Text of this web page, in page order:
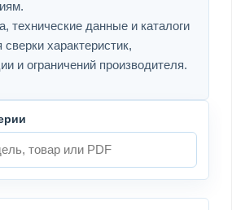
технические данные и каталоги
характеристик,
и ограничений производителя.